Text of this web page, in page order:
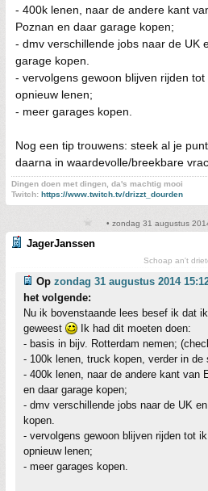
- 400k lenen, naar de andere kant
Poznan en daar garage kopen;
- dmv verschillende jobs naar de UK
garage kopen.
- vervolgens gewoon blijven rijden
opnieuw lenen;
- meer garages kopen.
Nog een tip trouwens: steek al je
daarna in waardevolle/breekbare
Dingen doen met dingen, da's machtig mooi
Twitch: https://www.twitch.tv/drizzt_dourden
• zondag 31 augustus
JagerJanssen
Schoap an't
Op zondag 31 augustus 2014
het volgende:
Nu ik bovenstaande lees besef ik dat
geweest
Ik had dit moeten doen:
- basis in bijv. Rotterdam nemen;
- 100k lenen, truck kopen, verder in de
- 400k lenen, naar de andere kant van
en daar garage kopen;
- dmv verschillende jobs naar de UK
kopen.
- vervolgens gewoon blijven rijden tot
opnieuw lenen;
- meer garages kopen.